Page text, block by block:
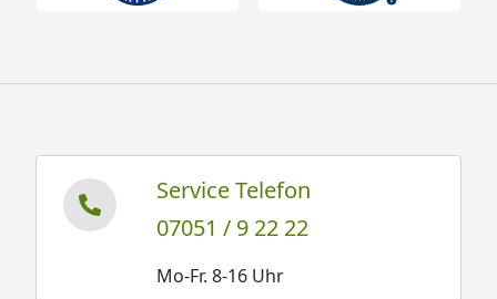
Service Telefon
07051 / 9 22 22
Mo-Fr. 8-16 Uhr